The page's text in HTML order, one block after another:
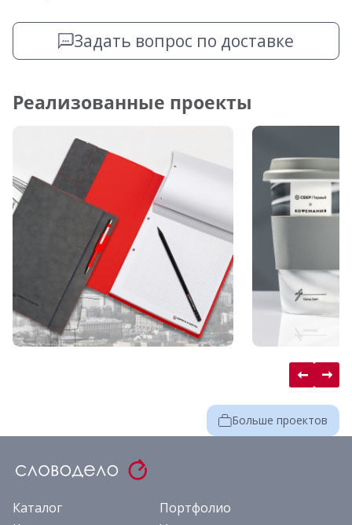
Задать вопрос по доставке
Реализованные проекты
Больше проектов
Каталог
Портфолио